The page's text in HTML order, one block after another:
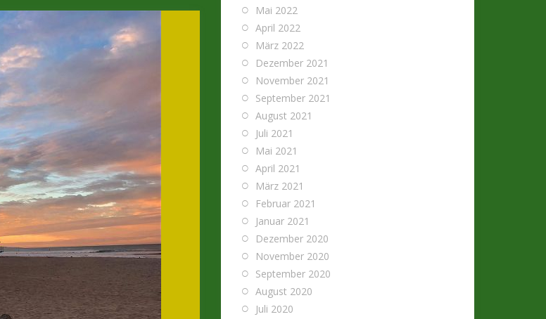
Mai 2022
April 2022
März 2022
Dezember 2021
November 2021
September 2021
August 2021
Juli 2021
Mai 2021
April 2021
März 2021
Februar 2021
Januar 2021
Dezember 2020
November 2020
September 2020
August 2020
Juli 2020